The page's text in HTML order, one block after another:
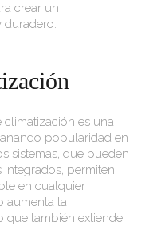
crear un
duradero.
climatización es una
popularidad en
sistemas, que pueden
permiten
en cualquier
aumenta la
que también extiende